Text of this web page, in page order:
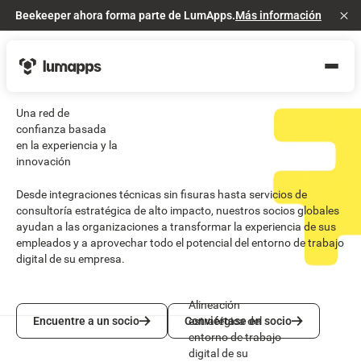
Beekeeper ahora forma parte de LumApps.Más información
Una red de
confianza basada
en la experiencia y la
innovación
Desde integraciones técnicas sin fisuras hasta servicios de
consultoría estratégica de alto impacto, nuestros socios globales
ayudan a las organizaciones a transformar la experiencia de sus
empleados y a aprovechar todo el potencial del entorno de trabajo
digital de su empresa.
Encuentre a un socio
Encuentre a un socio
Conviértase en socio
Conviértase en socio
Alineación
estratégica del
entorno de trabajo
digital de su